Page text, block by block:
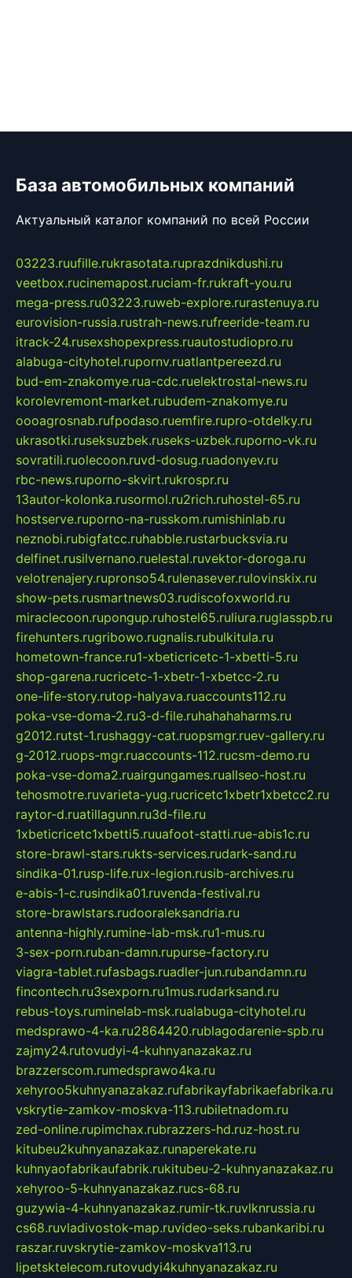
База автомобильных компаний
Актуальный каталог компаний по всей России
03223.ruufille.rukrasotata.ruprazdnikdushi.ru
veetbox.rucinemapost.ruciam-fr.rukraft-you.ru
mega-press.ru03223.ruweb-explore.rurastenuya.ru
eurovision-russia.rustrah-news.rufreeride-team.ru
itrack-24.rusexshopexpress.ruautostudiopro.ru
alabuga-cityhotel.rupornv.ruatlantpereezd.ru
bud-em-znakomye.rua-cdc.ruelektrostal-news.ru
korolevremont-market.rubudem-znakomye.ru
oooagrosnab.rufpodaso.ruemfire.rupro-otdelky.ru
ukrasotki.ruseksuzbek.ruseks-uzbek.ruporno-vk.ru
sovratili.ruolecoon.ruvd-dosug.ruadonyev.ru
rbc-news.ruporno-skvirt.rukrospr.ru
13autor-kolonka.rusormol.ru2rich.ruhostel-65.ru
hostserve.ruporno-na-russkom.rumishinlab.ru
neznobi.rubigfatcc.ruhabble.rustarbucksvia.ru
delfinet.rusilvernano.ruelestal.ruvektor-doroga.ru
velotrenajery.rupronso54.rulenasever.rulovinskix.ru
show-pets.rusmartnews03.rudiscofoxworld.ru
miraclecoon.rupongup.ruhostel65.ruliura.ruglasspb.ru
firehunters.rugribowo.rugnalis.rubulkitula.ru
hometown-france.ru1-xbeticricetc-1-xbetti-5.ru
shop-garena.rucricetc-1-xbetr-1-xbetcc-2.ru
one-life-story.rutop-halyava.ruaccounts112.ru
poka-vse-doma-2.ru3-d-file.ruhahahaharms.ru
g2012.rutst-1.rushaggy-cat.ruopsmgr.ruev-gallery.ru
g-2012.ruops-mgr.ruaccounts-112.rucsm-demo.ru
poka-vse-doma2.ruairgungames.ruallseo-host.ru
tehosmotre.ruvarieta-yug.rucricetc1xbetr1xbetcc2.ru
raytor-d.ruatillagunn.ru3d-file.ru
1xbeticricetc1xbetti5.ruuafoot-statti.rue-abis1c.ru
store-brawl-stars.rukts-services.rudark-sand.ru
sindika-01.rusp-life.rux-legion.rusib-archives.ru
e-abis-1-c.rusindika01.ruvenda-festival.ru
store-brawlstars.rudooraleksandria.ru
antenna-highly.rumine-lab-msk.ru1-mus.ru
3-sex-porn.ruban-damn.rupurse-factory.ru
viagra-tablet.rufasbags.ruadler-jun.rubandamn.ru
fincontech.ru3sexporn.ru1mus.rudarksand.ru
rebus-toys.ruminelab-msk.rualabuga-cityhotel.ru
medsprawo-4-ka.ru2864420.rublagodarenie-spb.ru
zajmy24.rutovudyi-4-kuhnyanazakaz.ru
brazzerscom.rumedsprawo4ka.ru
xehyroo5kuhnyanazakaz.rufabrikayfabrikaefabrika.ru
vskrytie-zamkov-moskva-113.rubiletnadom.ru
zed-online.rupimchax.rubrazzers-hd.ruz-host.ru
kitubeu2kuhnyanazakaz.runaperekate.ru
kuhnyaofabrikaufabrik.rukitubeu-2-kuhnyanazakaz.ru
xehyroo-5-kuhnyanazakaz.rucs-68.ru
guzywia-4-kuhnyanazakaz.rumir-tk.ruvlknrussia.ru
cs68.ruvladivostok-map.ruvideo-seks.rubankaribi.ru
raszar.ruvskrytie-zamkov-moskva113.ru
lipetsktelecom.rutovudyi4kuhnyanazakaz.ru